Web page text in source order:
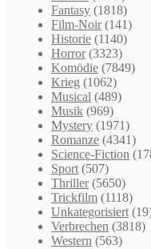
Fantasy (1818)
Film-Noir (141)
Historie (1140)
Horror (3323)
Komödie (7849)
Krieg (1062)
Musical (489)
Musik (969)
Mystery (1971)
Romanze (4341)
Science-Fiction
Sport (507)
Thriller (5650)
Trickfilm (1118)
Unkategorisiert
Verbrechen (3818)
Western (563)